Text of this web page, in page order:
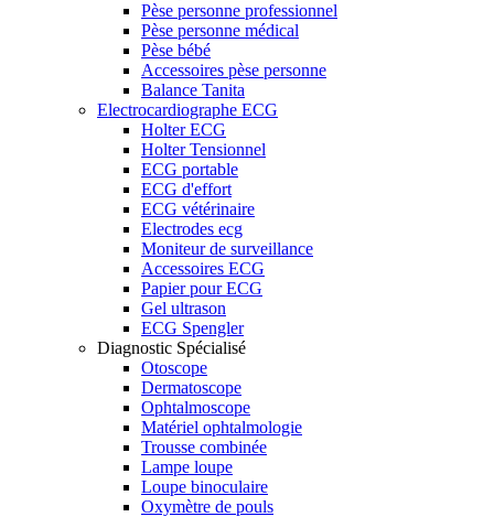
Pèse personne professionnel
Pèse personne médical
Pèse bébé
Accessoires pèse personne
Balance Tanita
Electrocardiographe ECG
Holter ECG
Holter Tensionnel
ECG portable
ECG d'effort
ECG vétérinaire
Electrodes ecg
Moniteur de surveillance
Accessoires ECG
Papier pour ECG
Gel ultrason
ECG Spengler
Diagnostic Spécialisé
Otoscope
Dermatoscope
Ophtalmoscope
Matériel ophtalmologie
Trousse combinée
Lampe loupe
Loupe binoculaire
Oxymètre de pouls